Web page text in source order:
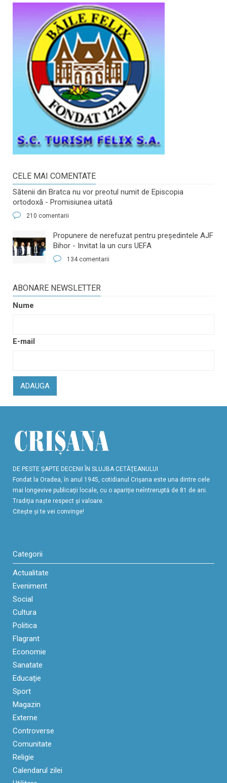
CELE MAI COMENTATE
Sătenii din Bratca nu vor preotul numit de Episcopia
ortodoxă - Promisiunea uitată
210 comentarii
​Propunere de nerefuzat pentru preşedintele AJF
Bihor - Invitat la un curs UEFA
134 comentarii
ABONARE NEWSLETTER
Nume
E-mail
ADAUGA
DE PESTE ŞAPTE DECENII ÎN SLUJBA CETĂŢEANULUI
Fondat la Oradea, în anul 1945, cotidianul Crişana este una dintre cele
mai longevive publicaţii locale, cu o apariţie neîntreruptă de 81 de ani.
Tradiţia naşte respect şi valoare.
Citeşte şi te vei convinge!
Categorii
Actualitate
Eveniment
Social
Cultura
Politica
Flagrant
Economie
Sanatate
Educaţie
Sport
Magazin
Externe
Controverse
Comunitate
Religie
Calendarul zilei